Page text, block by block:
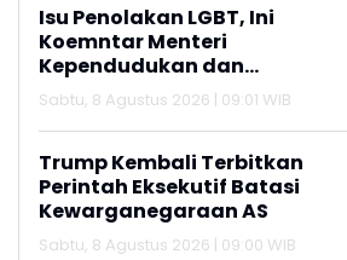
Isu Penolakan LGBT, Ini
Koemntar Menteri
Kependudukan dan
Pembangunan Keluarga
Sabtu, 8 Agustus 2026 | 09:01 WIB
Trump Kembali Terbitkan
Perintah Eksekutif Batasi
Kewarganegaraan AS
Sabtu, 8 Agustus 2026 | 09:00 WIB